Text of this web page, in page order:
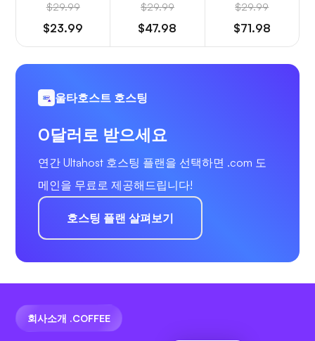
$29.99
$23.99
$29.99
$47.98
$29.99
$71.98
울타호스트 호스팅
0달러로 받으세요
연간 Ultahost 호스팅 플랜을 선택하면 .com 도
메인을 무료로 제공해드립니다!
호스팅 플랜 살펴보기
회사소개 .COFFEE